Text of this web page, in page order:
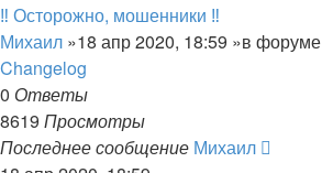
‼️ Осторожно, мошенники ‼️
Михаил »18 апр 2020, 18:59 »в форуме
Changelog
0 Ответы
8619 Просмотры
Последнее сообщение Михаил